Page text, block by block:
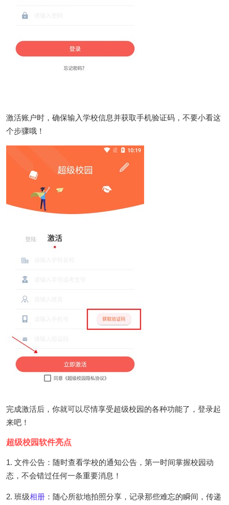
激活账户时，确保输入学校信息并获取手机验证码，不要小看这
个步骤哦！
完成激活后，你就可以尽情享受超级校园的各种功能了，登录起
来吧！
超级校园软件亮点
1. 文件公告：随时查看学校的通知公告，第一时间掌握校园动
态，不会错过任何一条重要消息！
2. 班级相册 ：随心所欲地拍照分享，记录那些难忘的瞬间，传递